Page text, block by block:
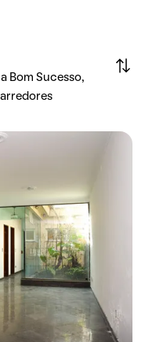
Bom Sucesso,
arredores